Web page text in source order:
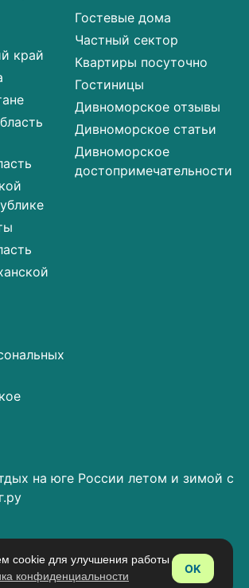
край
Гостевые дома
Частный сектор
Квартиры посуточно
Гостиницы
Дивноморское отзывы
Дивноморское статьи
Дивноморское
достопримечательности
на юге России летом и зимой с
cookie для улучшения работы
конфиденциальности
OK